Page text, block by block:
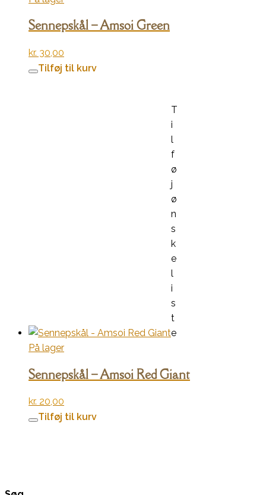
Sennepskål – Amsoi Green
kr. 30,00
Tilføj til kurv
T
i
l
f
ø
j
ø
n
s
k
e
l
i
s
t
e
På lager
Sennepskål – Amsoi Red Giant
kr. 20,00
Tilføj til kurv